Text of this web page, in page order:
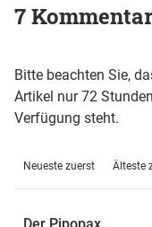
7
Bitte beachten Sie,
Artikel nur 72
Verfügung steht.
Neueste zuerst Älteste